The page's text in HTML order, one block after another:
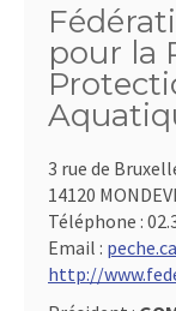
pour la
3 rue de
14120
Téléphone :
Email :
http://